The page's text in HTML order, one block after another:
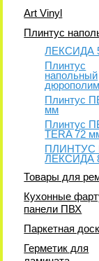
Art Vinyl
Плинтус
ЛЕКСИДА
Плинтус
напольный
Плинтус
мм
Плинтус
TERA 72
ПЛИНТУС
ЛЕКСИДА
Товары для
Кухонные
панели ПВХ
Паркетная
Герметик для